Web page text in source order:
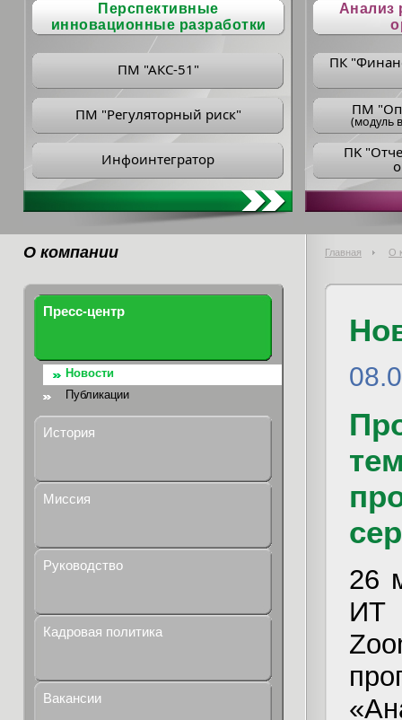
Перспективные
инновационные разработки
ПМ "АКС-51"
ПМ "Регуляторный риск"
Инфоинтегратор
Анализ
ПК
ПM
(модуль
ПK
О компании Главная О
Пресс-центр
Новости
Публикации
История
Миссия
Руководство
Кадровая политика
Вакансии
26
ИТ